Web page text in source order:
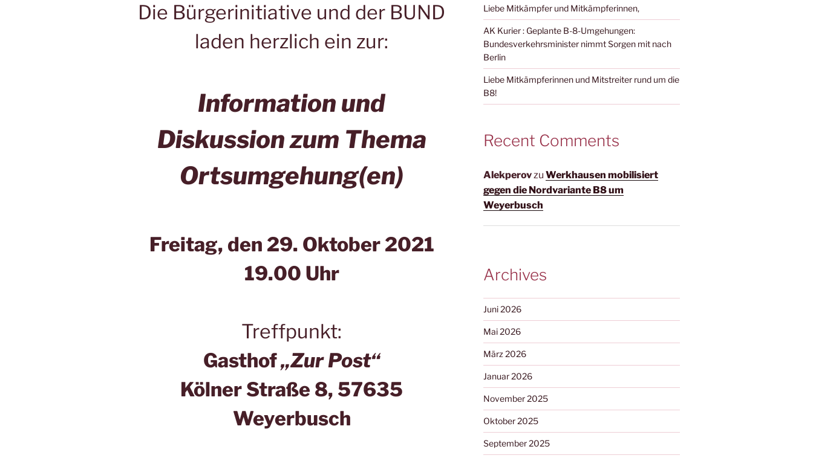
Die Bürgerinitiative und der BUND
laden herzlich ein zur:
Information und
Diskussion zum Thema
Ortsumgehung(en)
Freitag, den 29. Oktober 2021
19.00 Uhr
Treffpunkt:
Gasthof„Zur Post“
Kölner Straße 8, 57635
Weyerbusch
Liebe Mitkämpfer und Mitkämpferinnen,
AK Kurier : Geplante B-8-Umgehungen:
Bundesverkehrsminister nimmt Sorgen mit nach
Berlin
Liebe Mitkämpferinnen und Mitstreiter rund um die
B8!
Recent Comments
Alekperovzu Werkhausen mobilisiert
gegen die Nordvariante B8 um
Weyerbusch
Archives
Juni 2026
Mai 2026
März 2026
Januar 2026
November 2025
Oktober 2025
September 2025